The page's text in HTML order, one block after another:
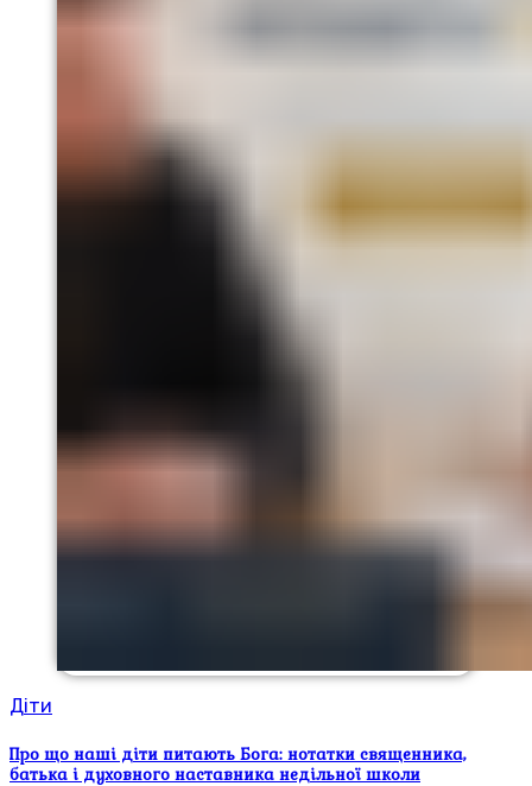
Діти
Про що наші діти питають Бога: нотатки священника,
батька і духовного наставника недільної школи